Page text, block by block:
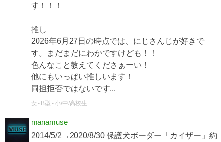
す！！！
推し
2026年6月27日の時点では、にじさんじが好きで
す。まだまだにわかですけども！！
色んなこと教えてくださぁーい！
他にもいっぱい推しいます！
同担拒否ではないです...
女 B型 小/中/高校生
manamuse
2014/5/2→2020/8/30 保護犬ボーダー「カイザー」約